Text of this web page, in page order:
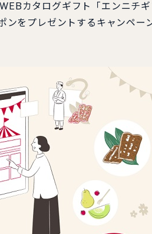
カタログギフト「エンニチギ
ンをプレゼントするキャンペー